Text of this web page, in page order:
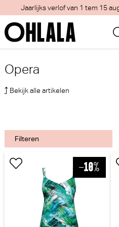
Jaarlijks verlof van 1 tem 15
Opera
Bekijk alle artikelen
Filteren